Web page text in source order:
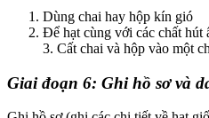
Dùng chai hay hộp kín gió
Để hạt cùng với các chất hút
3. Cất chai và hộp vào một
Giai đoạn 6: Ghi hồ sơ và